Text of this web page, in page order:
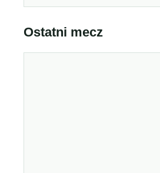
Ostatni mecz